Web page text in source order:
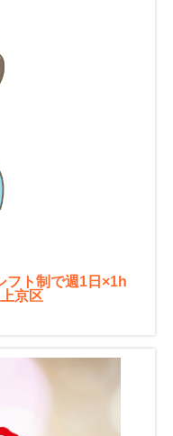
フト制で週1日×1h
京区